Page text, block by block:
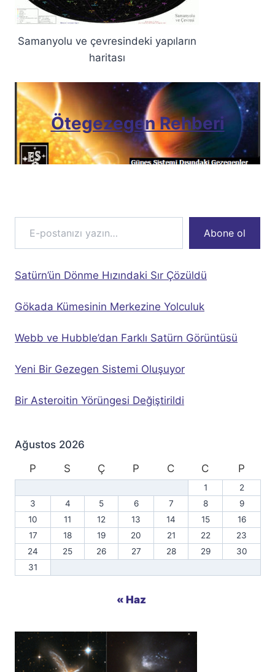
Samanyolu ve çevresindeki yapıların
haritası
Ötegezegen Rehberi
E-postanızı yazın…
Abone ol
Satürn’ün Dönme Hızındaki Sır Çözüldü
Gökada Kümesinin Merkezine Yolculuk
Webb ve Hubble’dan Farklı Satürn Görüntüsü
Yeni Bir Gezegen Sistemi Oluşuyor
Bir Asteroitin Yörüngesi Değiştirildi
Ağustos 2026
P
S Ç P C C P
1
2
3
4 5 6 7 8
9
10
11 12 13 14 15
16
17
18 19 20 21 22
23
24
25 26 27 28 29
30
31
« Haz